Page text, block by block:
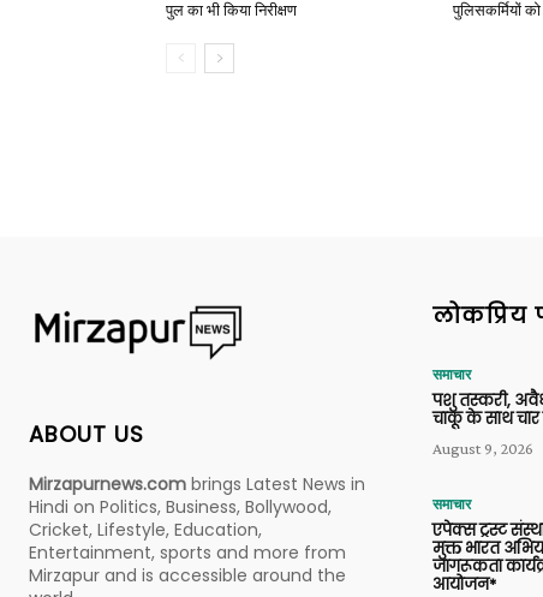
पुल का भी किया निरीक्षण
पुलिसकर्मियों को
ABOUT US
Mirzapurnews.com brings Latest News in
Hindi on Politics, Business, Bollywood,
Cricket, Lifestyle, Education,
Entertainment, sports and more from
Mirzapur and is accessible around the
लोकप्रिय
समाचार
पशु तस्करी,
चाकू के साथ चार
August 9, 2026
समाचार
एपेक्स ट्रस्ट
मुक्त भारत
जागरूकता
आयोजन*